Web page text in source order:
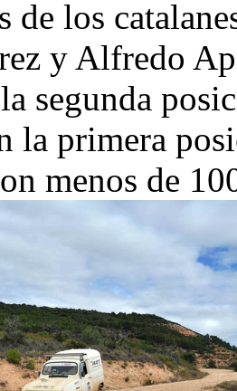
de los
y Alfredo
segunda
la primera
menos de